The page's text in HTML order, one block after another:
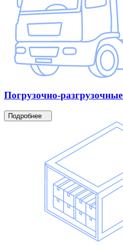
Погрузочно-разгрузочные
Подробнее